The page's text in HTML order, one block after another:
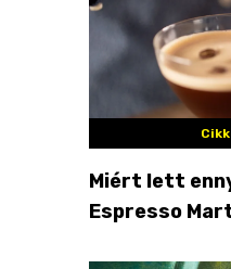
Miért lett
Espresso